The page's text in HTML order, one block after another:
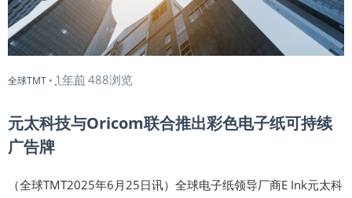
全球TMT • 1年前488浏览
元太科技与Oricom联合推出彩色电子纸可持续
广告牌
（全球TMT2025年6月25日讯）全球电子纸领导厂商E Ink元太科